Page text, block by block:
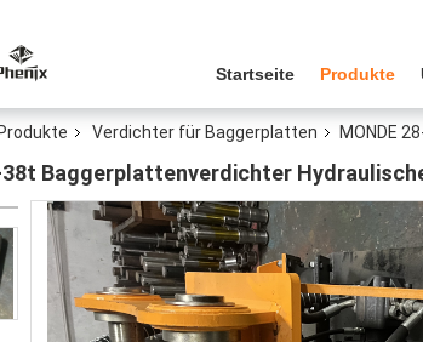
Startseite Produkte
Produkte Verdichter für Baggerplatten MONDE
38t Baggerplattenverdichter